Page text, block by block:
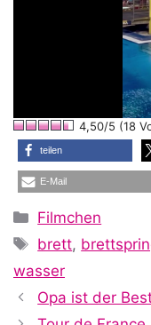
4,50/5 (18
teilen
E-Mail
Kategorien
Filmchen
Schlagwörter
brett,
wasser
Opa ist der